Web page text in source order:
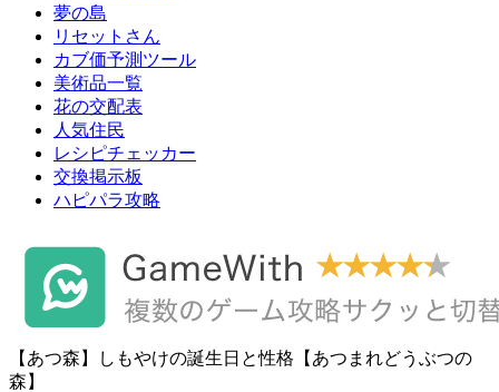
夢の島
リセットさん
カブ価予測ツール
美術品一覧
花の交配表
人気住民
レシピチェッカー
交換掲示板
ハピパラ攻略
【あつ森】しもやけの誕生日と性格【あつまれどうぶつの
森】